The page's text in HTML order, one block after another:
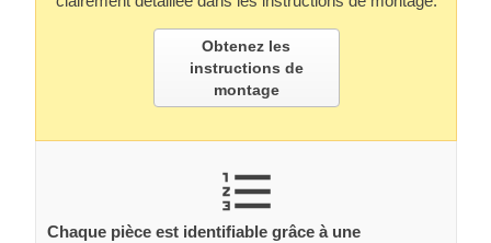
Obtenez les
instructions de
montage
Chaque pièce est identifiable grâce à une